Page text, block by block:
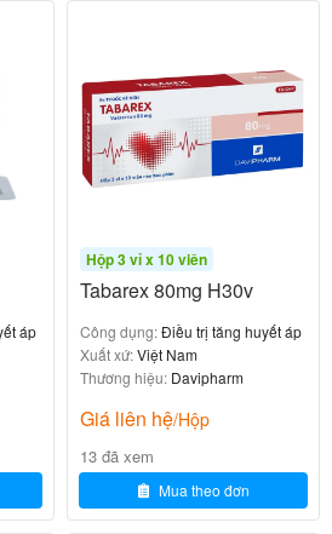
and Amlodipine 5mg
Thông tin cơ bản đầy đủ
Amlodipine 5mg Tablets
mạch, dạngviên nén
80mg + Amlodipine 5mg
besilate 6,935mg).
Life Sciences Limited
tại Việt Nam : Công ty TNHH
(đăng ký và phân phối).
áp
Hộp 3 vỉ x 10 viên
Tabarex 80mg H30v
Công dụng:Điều trị tăng huyết áp
Xuất xứ:Việt Nam
Thương hiệu: Davipharm
Giá liên hệ/Hộp
13 đã xem
Mua theo đơn